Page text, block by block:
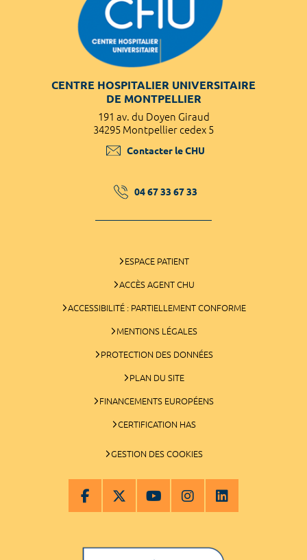
CENTRE HOSPITALIER UNIVERSITAIRE
DE MONTPELLIER
191 av. du Doyen Giraud
34295 Montpellier cedex 5
Contacter le CHU
04 67 33 67 33
ESPACE PATIENT
ACCÈS AGENT CHU
ACCESSIBILITÉ : PARTIELLEMENT CONFORME
MENTIONS LÉGALES
PROTECTION DES DONNÉES
PLAN DU SITE
FINANCEMENTS EUROPÉENS
CERTIFICATION HAS
GESTION DES COOKIES